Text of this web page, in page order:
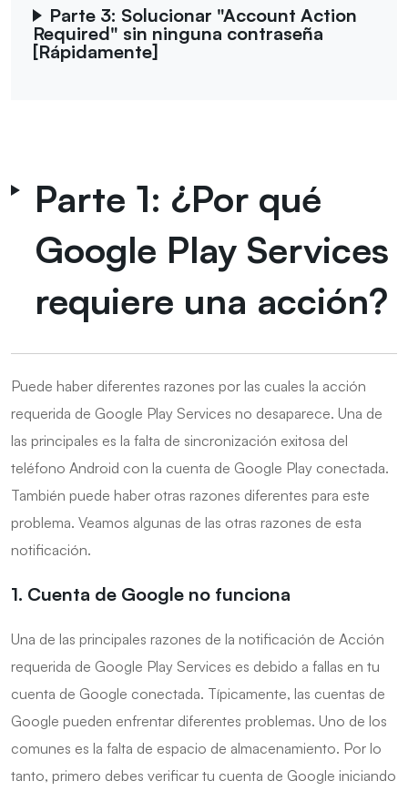
Parte 3: Solucionar "Account Action
Required" sin ninguna contraseña
[Rápidamente]
Parte 1: ¿Por qué
Google Play Services
requiere una acción?
Puede haber diferentes razones por las cuales la acción
requerida de Google Play Services no desaparece. Una de
las principales es la falta de sincronización exitosa del
teléfono Android con la cuenta de Google Play conectada.
También puede haber otras razones diferentes para este
problema. Veamos algunas de las otras razones de esta
notificación.
1. Cuenta de Google no funciona
Una de las principales razones de la notificación de Acción
requerida de Google Play Services es debido a fallas en tu
cuenta de Google conectada. Típicamente, las cuentas de
Google pueden enfrentar diferentes problemas. Uno de los
comunes es la falta de espacio de almacenamiento. Por lo
tanto, primero debes verificar tu cuenta de Google iniciando